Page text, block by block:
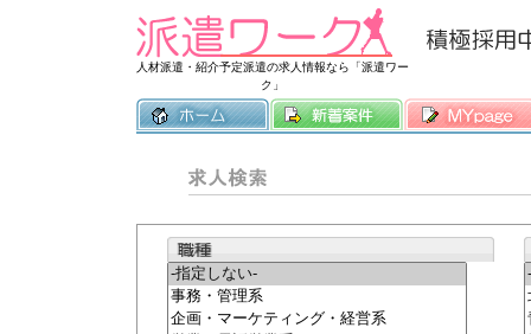
人材派遣・紹介予定派遣の求人情報なら「派遣ワー
ク」
常時3500件以